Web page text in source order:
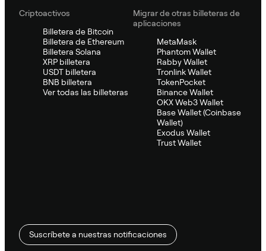
Criptoactivos
Billetera de Bitcoin
Billetera de Ethereum
Billetera Solana
XRP billetera
USDT billetera
BNB billetera
Ver todas las billeteras
Migrar de otras billeteras de
aplicaciones
MetaMask
Phantom Wallet
Rabby Wallet
Tronlink Wallet
TokenPocket
Binance Wallet
OKX Web3 Wallet
Base Wallet (Coinbase
Wallet)
Exodus Wallet
Trust Wallet
Suscríbete a nuestras notificaciones